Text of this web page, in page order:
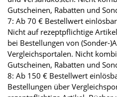
Gutscheinen, Rabatten und
7: Ab 70 € Bestellwert
Nicht auf rezeptpflichtige
bei Bestellungen von (Sonder-
Vergleichsportalen. Nicht
Gutscheinen, Rabatten und
8: Ab 150 € Bestellwert
Bestellungen über